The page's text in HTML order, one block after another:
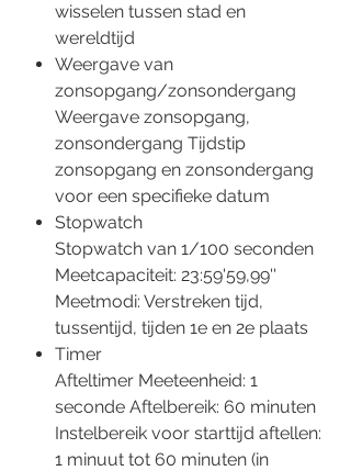
wisselen tussen stad en
wereldtijd
Weergave van
zonsopgang/zonsondergang
Weergave zonsopgang,
zonsondergang Tijdstip
zonsopgang en zonsondergang
voor een specifieke datum
Stopwatch
Stopwatch van 1/100 seconden
Meetcapaciteit: 23:59'59,99''
Meetmodi: Verstreken tijd,
tussentijd, tijden 1e en 2e plaats
Timer
Afteltimer Meeteenheid: 1
seconde Aftelbereik: 60 minuten
Instelbereik voor starttijd aftellen:
1 minuut tot 60 minuten (in